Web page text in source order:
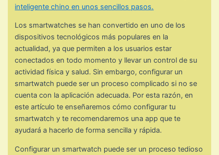
inteligente chino en unos sencillos pasos.
Los smartwatches se han convertido en uno de los
dispositivos tecnológicos más populares en la
actualidad, ya que permiten a los usuarios estar
conectados en todo momento y llevar un control de su
actividad física y salud. Sin embargo, configurar un
smartwatch puede ser un proceso complicado si no se
cuenta con la aplicación adecuada. Por esta razón, en
este artículo te enseñaremos cómo configurar tu
smartwatch y te recomendaremos una app que te
ayudará a hacerlo de forma sencilla y rápida.
Configurar un smartwatch puede ser un proceso tedioso